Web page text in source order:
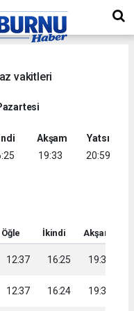
vakitleri
Akşam
19:33
Yatsı
20:59
Öğle İkindi Akşam
12:37 16:25 19:33
12:37 16:24 19:32